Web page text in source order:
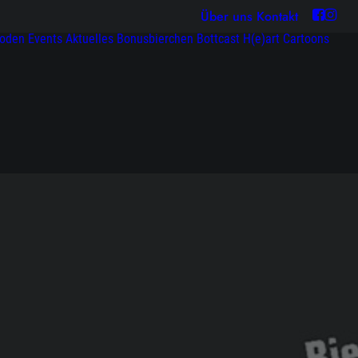
Über uns Kontakt
Events Aktuelles Bonusbierchen Bottcast H(e)art Cartoons